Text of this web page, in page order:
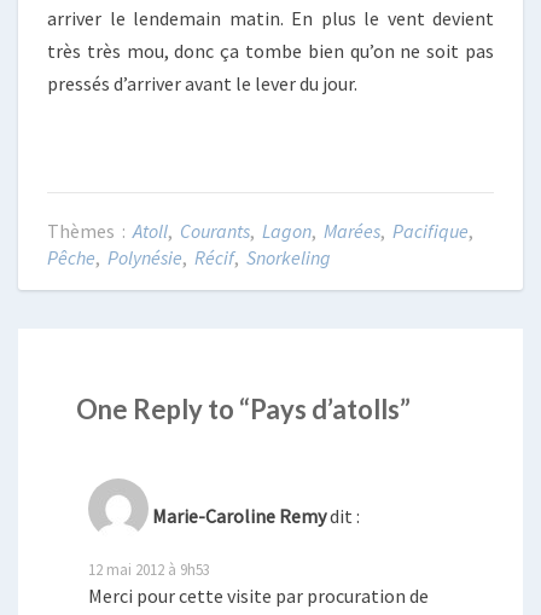
arriver le lendemain matin. En plus le vent devient
très très mou, donc ça tombe bien qu’on ne soit pas
pressés d’arriver avant le lever du jour.
Atoll, Courants, Lagon, Marées, Pacifique,
Pêche, Polynésie, Récif, Snorkeling
One Reply to “Pays d’atolls”
Marie-Caroline Remydit :
12 mai 2012 à 9h53
Merci pour cette visite par procuration de